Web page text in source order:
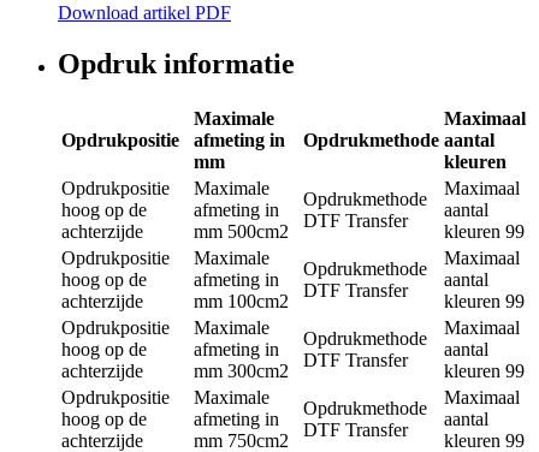
Download artikel PDF
Opdruk informatie
Opdrukpositie
Maximale
afmeting in
mm
Opdrukmethode
Maximaal
aantal
kleuren
Opdrukpositie
hoog op de
achterzijde
Maximale
afmeting in
mm 500cm2
Opdrukmethode
DTF Transfer
Maximaal
aantal
kleuren 99
Opdrukpositie
hoog op de
achterzijde
Maximale
afmeting in
mm 100cm2
Opdrukmethode
DTF Transfer
Maximaal
aantal
kleuren 99
Opdrukpositie
hoog op de
achterzijde
Maximale
afmeting in
mm 300cm2
Opdrukmethode
DTF Transfer
Maximaal
aantal
kleuren 99
Opdrukpositie
hoog op de
achterzijde
Maximale
afmeting in
mm 750cm2
Opdrukmethode
DTF Transfer
Maximaal
aantal
kleuren 99